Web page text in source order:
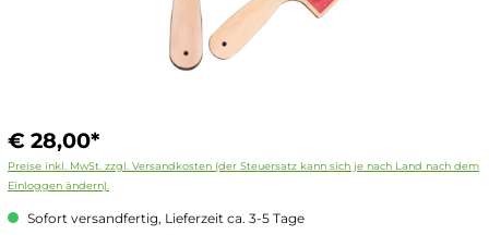
€ 28,00*
Preise inkl. MwSt. zzgl. Versandkosten (der Steuersatz kann sich je nach Land nach dem
Einloggen ändern).
Sofort versandfertig, Lieferzeit ca. 3-5 Tage